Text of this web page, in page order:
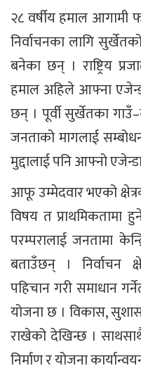
२८ वर्षीय हमाल आगामी
निर्वाचनका लागि
बनेका छन् । राष्ट्रिय
हमाल अहिले आफ्ना
छन् । पूर्वी सुर्खेतका
जनताको मागलाई
मुद्दालाई पनि आफ्नो
आफू उम्मेदवार भएको
विषय त प्राथमिकतामा
परम्परालाई जनतामा
बताउँछन् । निर्वाचन
पहिचान गरी समाधान
योजना छ । विकास,
राखेको देखिन्छ ।
निर्माण र योजना